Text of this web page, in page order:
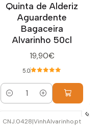
Quinta de Alderiz
Aguardente
Bagaceira
Alvarinho 50cl
19,90€
5.0
Quantidade
CNJ.0428|VinhAlvarinho.pt